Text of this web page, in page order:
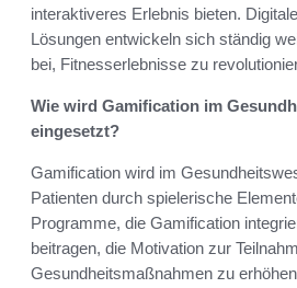
interaktiveres Erlebnis bieten.
Lösungen entwickeln sich ständig
bei, Fitnesserlebnisse zu
Wie wird Gamification im
eingesetzt?
Gamification wird im
Patienten durch spielerische
Programme, die Gamification
beitragen, die Motivation zur
Gesundheitsmaßnahmen zu